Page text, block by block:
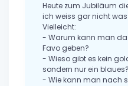
Heute zum Jubiläum
ich weiss gar nicht
Vielleicht:
- Warum kann man da
Favo geben?
- Wieso gibt es kein
sondern nur ein blaues?
- Wie kann man nach